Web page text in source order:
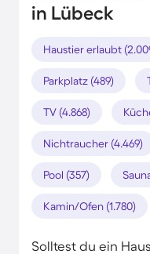
in Lübeck
Haustier erlaubt
Parkplatz (489)
TV (4.868)
Nichtraucher (4.469)
Pool (357)
Kamin/Ofen (1.780)
Solltest du ein